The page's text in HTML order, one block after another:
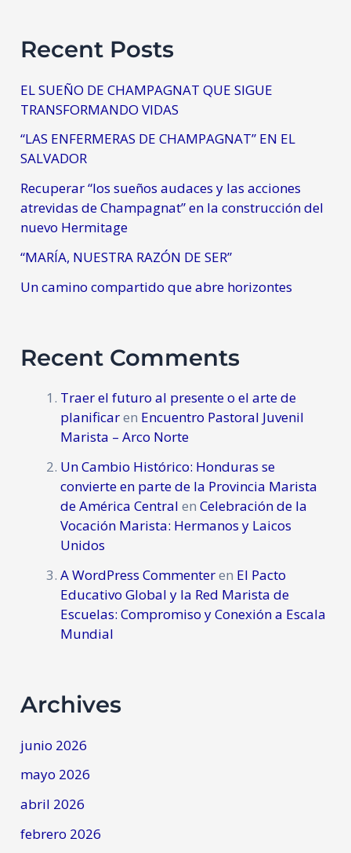
Recent Posts
EL SUEÑO DE CHAMPAGNAT QUE SIGUE
TRANSFORMANDO VIDAS
“LAS ENFERMERAS DE CHAMPAGNAT” EN EL
SALVADOR
Recuperar “los sueños audaces y las acciones
atrevidas de Champagnat” en la construcción del
nuevo Hermitage
“MARÍA, NUESTRA RAZÓN DE SER”
Un camino compartido que abre horizontes
Recent Comments
Traer el futuro al presente o el arte de
planificaren Encuentro Pastoral Juvenil
Marista – Arco Norte
Un Cambio Histórico: Honduras se
convierte en parte de la Provincia Marista
de América Central enCelebración de la
Vocación Marista: Hermanos y Laicos
Unidos
A WordPress Commenteren El Pacto
Educativo Global y la Red Marista de
Escuelas: Compromiso y Conexión a Escala
Mundial
Archives
junio 2026
mayo 2026
abril 2026
febrero 2026